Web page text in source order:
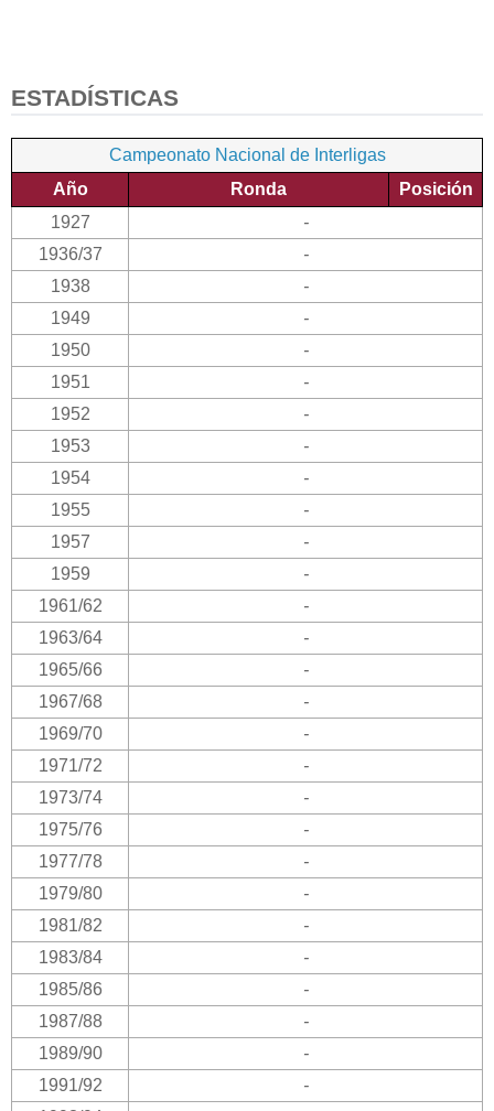
ESTADÍSTICAS
Campeonato Nacional de Interligas
Año
Ronda
Posición
1927
-
1936/37
-
1938
-
1949
-
1950
-
1951
-
1952
-
1953
-
1954
-
1955
-
1957
-
1959
-
1961/62
-
1963/64
-
1965/66
-
1967/68
-
1969/70
-
1971/72
-
1973/74
-
1975/76
-
1977/78
-
1979/80
-
1981/82
-
1983/84
-
1985/86
-
1987/88
-
1989/90
-
1991/92
-